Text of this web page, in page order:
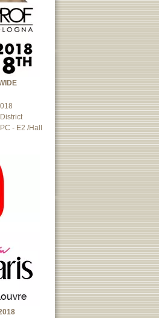
- E2 /Hall